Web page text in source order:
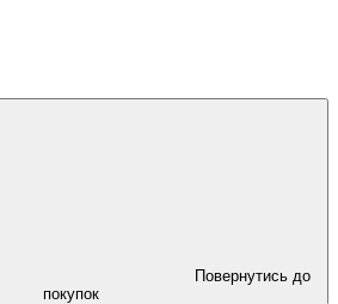
Повернутись до
покупок